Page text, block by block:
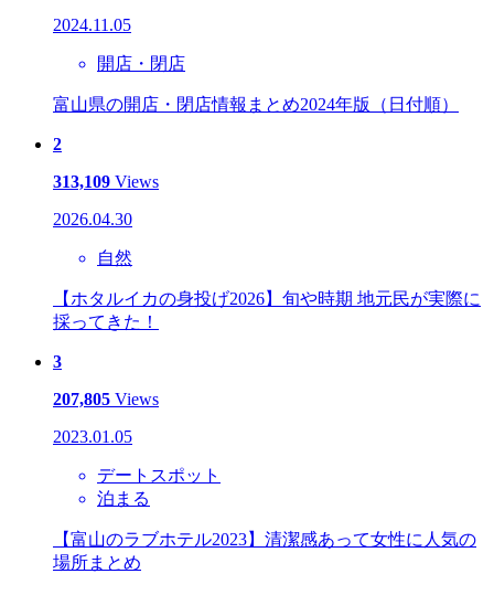
2024.11.05
開店・閉店
富山県の開店・閉店情報まとめ2024年版（日付順）
2
313,109 Views
2026.04.30
自然
【ホタルイカの身投げ2026】旬や時期 地元民が実際に
採ってきた！
3
207,805 Views
2023.01.05
デートスポット
泊まる
【富山のラブホテル2023】清潔感あって女性に人気の
場所まとめ